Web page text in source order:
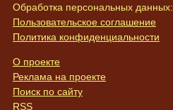
Обработка персональных данных:
Пользовательское соглашение
Политика конфиденциальности
О проекте
Реклама на проекте
Поиск по сайту
RSS